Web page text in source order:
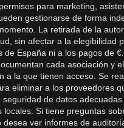
para marketing,
gestionarse de forma
La retirada de la
sin afectar a la elegibilidad
de España ni a los pagos de
cada asociación y
a la que tienen acceso. Se
eliminar a los proveedores
seguridad de datos
locales. Si tiene preguntas
desea ver informes de